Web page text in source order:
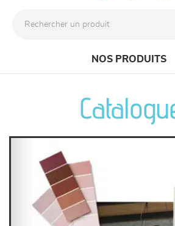
NOS PRODUITS
canapés et fauteuils
séjours
meubles de complément
chambres et dressing